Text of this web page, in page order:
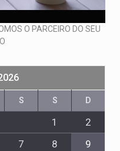
O PARCEIRO DO SEU
S S D
1
2
7 8
9